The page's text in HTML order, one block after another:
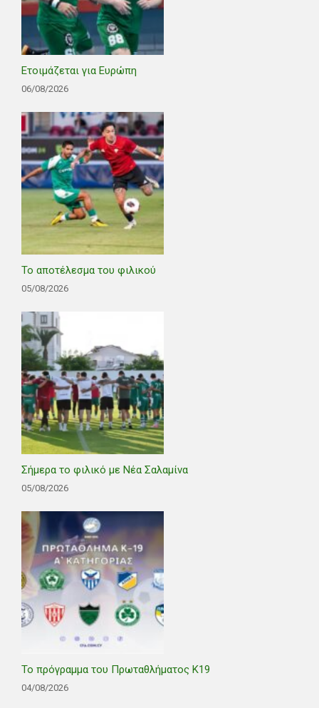
Ετοιμάζεται για Ευρώπη
06/08/2026
Το αποτέλεσμα του φιλικού
05/08/2026
Σήμερα το φιλικό με Νέα Σαλαμίνα
05/08/2026
Το πρόγραμμα του Πρωταθλήματος Κ19
04/08/2026